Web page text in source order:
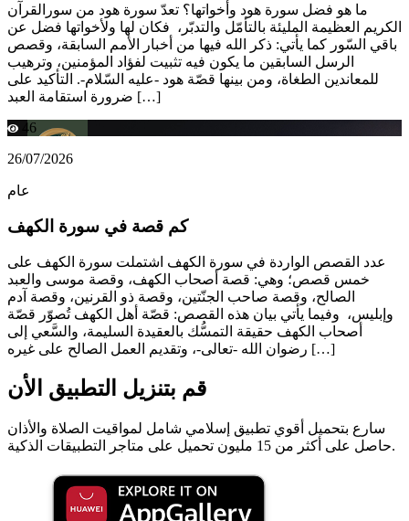
ما هو فضل سورة هود وأخواتها؟ تعدّ سورة هود من سورالقرآن
الكريم العظيمة المليئة بالتأمّل والتدبّر، فكان لها ولأخواتها فضل عن
باقي السّور كما يأتي: ذكر الله فيها من أخبار الأمم السابقة، وقصص
الرسل السابقين ما يكون فيه تثبيت لفؤاد المؤمنين، وترهيب
للمعاندين الطغاة، ومن بينها قصّة هود -عليه السّلام-. التأكيد على
ضرورة استقامة العبد […]
46
26/07/2026
عام
كم قصة في سورة الكهف
عدد القصص الواردة في سورة الكهف اشتملت سورة الكهف على
خمس قصص؛ وهي: قصة أصحاب الكهف، وقصة موسى والعبد
الصالح، وقصة صاحب الجنّتين، وقصة ذو القرنين، وقصة آدم
وإبليس، وفيما يأتي بيان هذه القصص: قصّة أهل الكهف تُصوّر قصّة
أصحاب الكهف حقيقة التمسُّك بالعقيدة السليمة، والسَّعي إلى
رضوان الله -تعالى-، وتقديم العمل الصالح على غيره […]
قم بتنزيل التطبيق الأن
سارع بتحميل أقوي تطبيق إسلامي شامل لمواقيت الصلاة والأذان
حاصل على أكثر من 15 مليون تحميل على متاجر التطبيقات الذكية.